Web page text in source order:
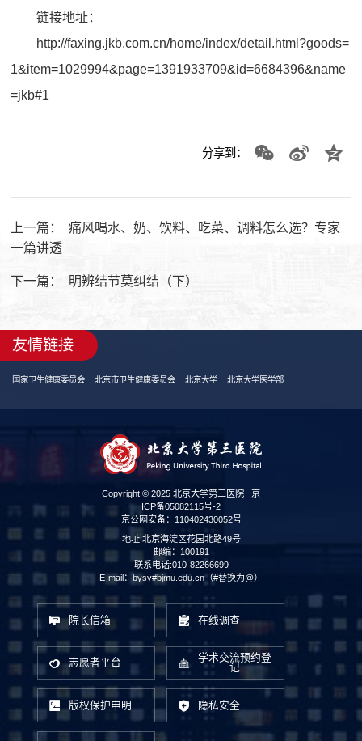
链接地址：
http://faxing.jkb.com.cn/home/index/detail.html?goods=
1&item=1029994&page=1391933709&id=6684396&name
=jkb#1
分享到：
上一篇：
痛风喝水、奶、饮料、吃菜、调料怎么选？专家
一篇讲透
下一篇： 明辨结节莫纠结（下）
友情链接
国家卫生健康委员会 北京市卫生健康委员会 北京大学 北京大学医学部
Copyright © 2025 北京大学第三医院 京
ICP备05082115号-2
京公网安备：110402430052号
地址:北京海淀区花园北路49号
邮编：100191
联系电话:010-82266699
E-mail：bysy#bjmu.edu.cn（#替换为@）
院长信箱 在线调查
志愿者平台
学术交流预约登
记
版权保护申明 隐私安全